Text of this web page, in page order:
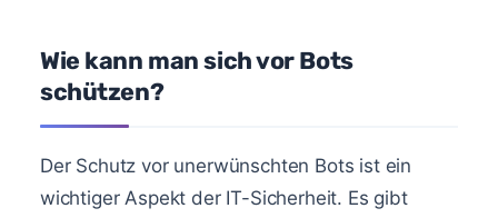
Wie kann man sich vor Bots
schützen?
Der Schutz vor unerwünschten Bots ist ein
wichtiger Aspekt der IT-Sicherheit. Es gibt